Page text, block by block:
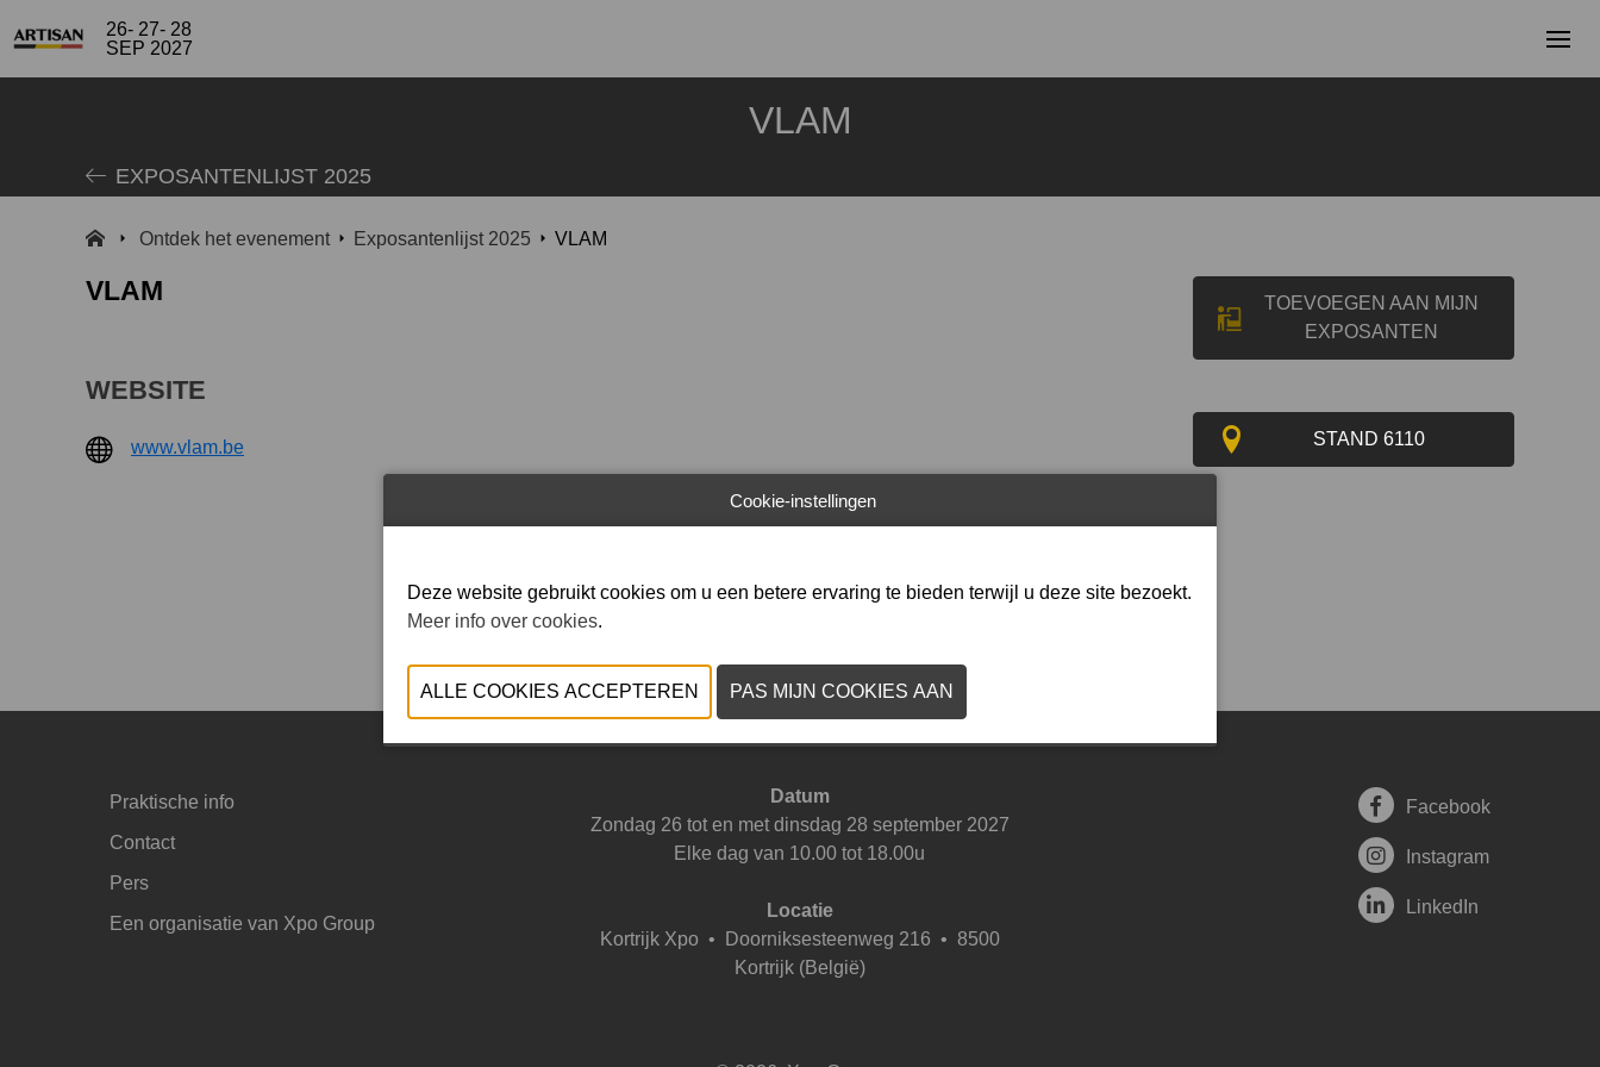
26- 27- 28
SEP 2027
VLAM
EXPOSANTENLIJST 2025
Ontdek het evenement Exposantenlijst 2025 VLAM
VLAM
TOEVOEGEN AAN MIJN
EXPOSANTEN
STAND 6110
WEBSITE
www.vlam.be
Praktische info
Contact
Pers
Een organisatie van Xpo Group
Datum
Zondag 26 tot en met dinsdag 28 september 2027
Elke dag van 10.00 tot 18.00u
Locatie
Kortrijk Xpo •
Doorniksesteenweg 216 • 8500
Kortrijk (België)
Facebook
Instagram
LinkedIn
Cookie-instellingen
Deze website gebruikt cookies om u een betere ervaring te bieden terwijl u deze site bezoekt.
Meer info over cookies.